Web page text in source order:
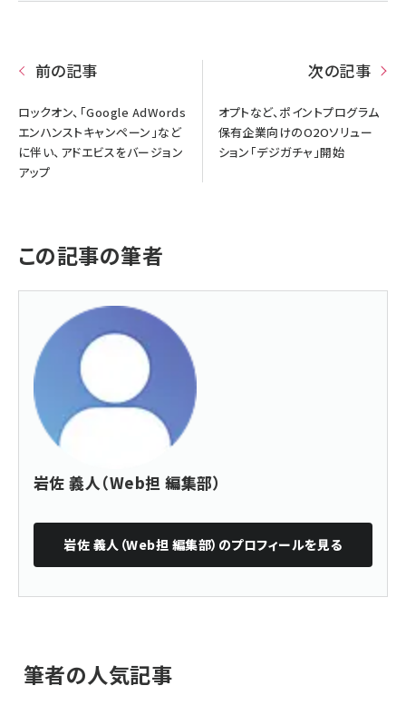
前の記事
ロックオン、「Google AdWords
エンハンストキャンペーン」など
に伴い、アドエビスをバージョン
アップ
次の記事
オプトなど、ポイントプログラム
保有企業向けのO2Oソリュー
ション「デジガチャ」開始
この記事の筆者
岩佐 義人（Web担 編集部）
岩佐 義人（Web担 編集部） のプロフィールを見る
筆者の人気記事